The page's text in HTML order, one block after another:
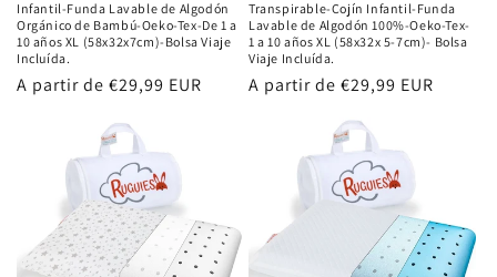
Infantil-Funda Lavable de Algodón
Orgánico de Bambú-Oeko-Tex-De 1 a
10 años XL (58x32x7cm)-Bolsa Viaje
Incluída.
Precio
A partir de €29,99 EUR
Transpirable-Cojín Infantil-Funda
Lavable de Algodón 100%-Oeko-Tex-
1 a 10 años XL (58x32x 5-7cm)- Bolsa
Viaje Incluída.
Precio
A partir de €29,99 EUR